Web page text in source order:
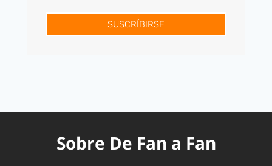
SUSCRÍBIRSE
Sobre De Fan a Fan